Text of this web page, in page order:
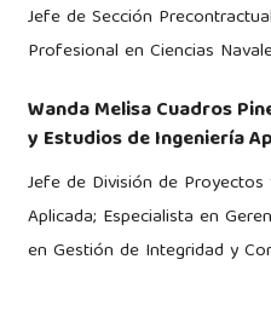
Jefe de Sección
Profesional en Ciencias
Wanda Melisa Cuadros
y Estudios de Ingeniería
Jefe de División de
Aplicada; Especialista en
en Gestión de Integridad y